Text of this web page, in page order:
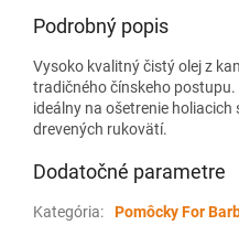
Podrobný popis
Vysoko kvalitný čistý olej z
tradičného čínskeho
ideálny na ošetrenie holiacich
drevených rukovätí.
Dodatočné parametre
Kategória:
Pomôcky For